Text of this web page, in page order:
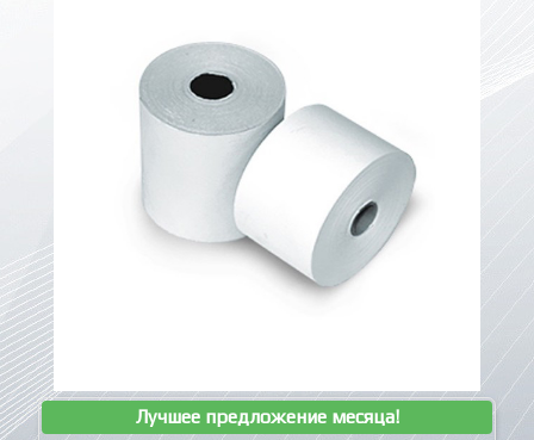
Лучшее предложение месяца!